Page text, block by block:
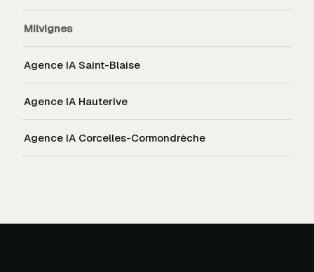
Milvignes
Agence IA Saint-Blaise
Agence IA Hauterive
Agence IA Corcelles-Cormondrèche